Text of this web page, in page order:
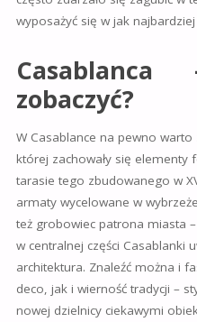
wyposażyć się w jak
zobaczyć?
W Casablance na pewno
której zachowały się elementy
tarasie tego zbudowanego w
armaty wycelowane w
też grobowiec patrona miasta
w centralnej części Casablanki
architektura. Znaleźć można i
deco, jak i wierność tradycji –
nowej dzielnicy ciekawymi